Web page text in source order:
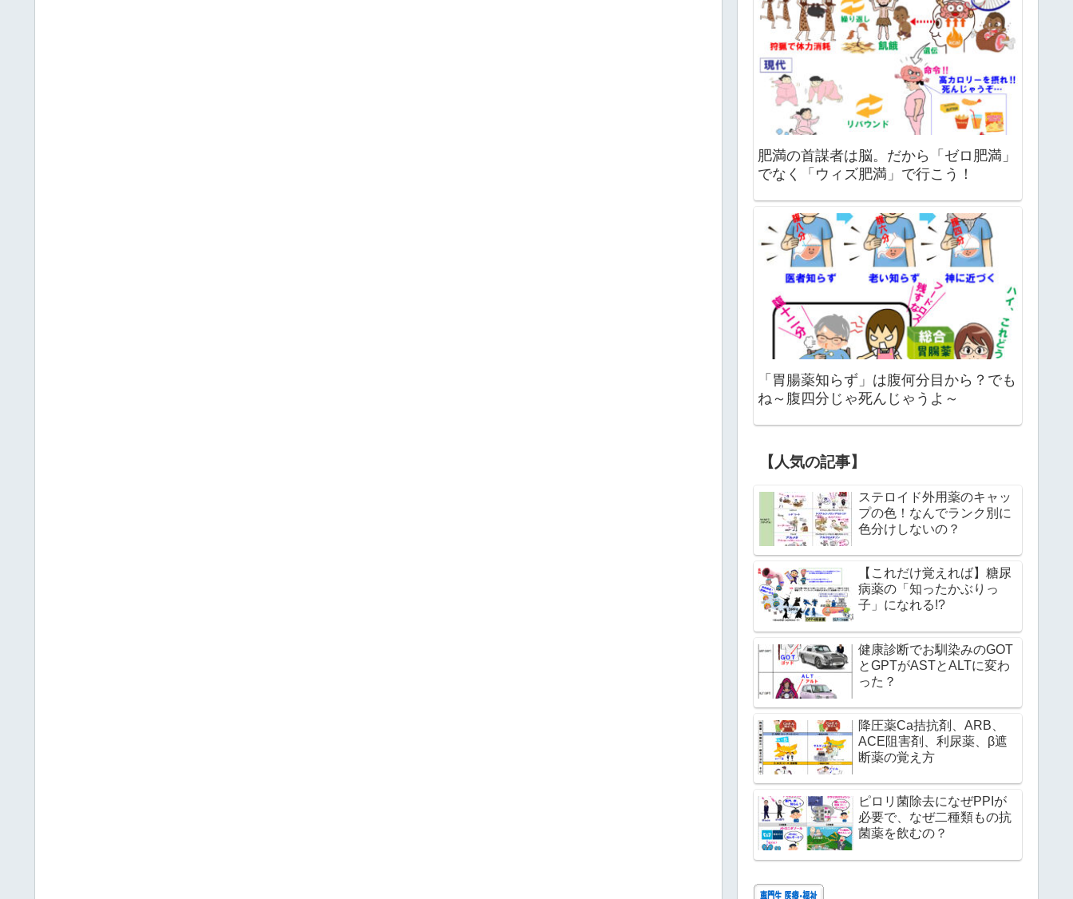
肥満の首謀者は脳。だから「ゼロ肥満」
でなく「ウィズ肥満」で行こう！
「胃腸薬知らず」は腹何分目から？でも
ね～腹四分じゃ死んじゃうよ～
【人気の記事】
ステロイド外用薬のキャッ
プの色！なんでランク別に
色分けしないの？
【これだけ覚えれば】糖尿
病薬の「知ったかぶりっ
子」になれる!?
健康診断でお馴染みのGOT
とGPTがASTとALTに変わ
った？
降圧薬Ca拮抗剤、ARB、
ACE阻害剤、利尿薬、β遮
断薬の覚え方
ピロリ菌除去になぜPPIが
必要で、なぜ二種類もの抗
菌薬を飲むの？